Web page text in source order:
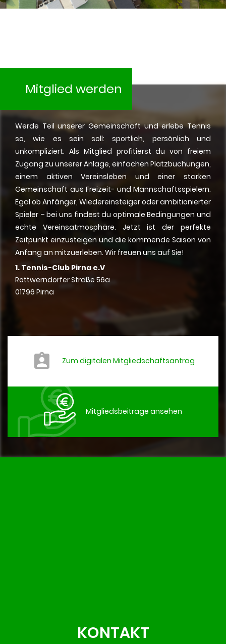
Mitglied werden
Werde Teil unserer Gemeinschaft und erlebe Tennis
so, wie es sein soll: sportlich, persönlich und
unkompliziert. Als Mitglied profitierst du von freiem
Zugang zu unserer Anlage, einfachen Platzbuchungen,
einem aktiven Vereinsleben und einer starken
Gemeinschaft aus Freizeit- und Mannschaftsspielern.
Egal ob Anfänger, Wiedereinsteiger oder ambitionierter
Spieler – bei uns findest du optimale Bedingungen und
echte Vereinsatmosphäre. Jetzt ist der perfekte
Zeitpunkt einzusteigen und die kommende Saison von
Anfang an mitzuerleben. Wir freuen uns auf Sie!
1. Tennis-Club Pirna e.V
Rottwerndorfer Straße 56a
01796 Pirna
Zum digitalen Mitgliedschaftsantrag
Mitgliedsbeiträge ansehen
KONTAKT